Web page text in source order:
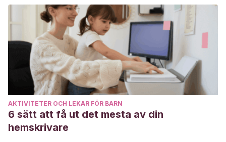
Tamayo Lorenzo, S.(2014). La transición entre etapas
educativas: de Educación Infantil a Educación Primaria.
Participación educativa.
https://redined.educacion.gob.es/xmlui/bitstream/handle/
sequence=1&isAllowed=y
Vilella, S. B., & Rodríguez, N. O.(2020). Una intervención
multidisciplinar para mejorar la estimulación temprana de
alumnado español de educación infantil.
AKTIVITETER OCH LEKAR FÖR BARN
6 sätt att få ut det mesta av din
hemskrivare